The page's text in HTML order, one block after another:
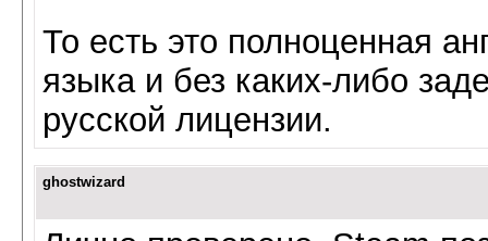
То есть это полноценная
языка и без каких-либо
русской лицензии.
ghostwizard